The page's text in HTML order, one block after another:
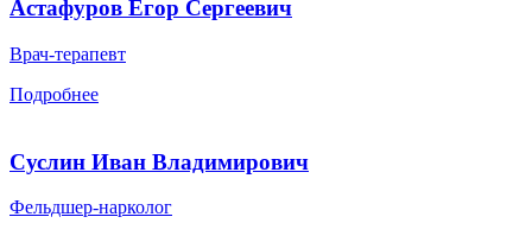
Астафуров Егор Сергеевич
Врач-терапевт
Подробнее
Суслин Иван Владимирович
Фельдшер-нарколог